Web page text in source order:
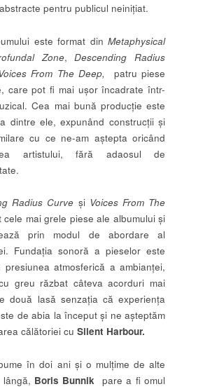
pentru publicul neinițiat.
este format din Metaphysical
Zone,Descending Radius
Voices From The Deep,
patru piese
care pot fi mai ușor încadrate într-
Cea mai bună producție este
dintre ele, expunând construcții și
cu ce ne-am aștepta oricând
artistului, fără adaosul de
Radius Curve și Voices From The
cele mai grele piese ale albumului și
prin modul de abordare al
Fundația sonoră a pieselor este
atmosferică a ambianței,
greu răzbat câteva acorduri mai
două lasă senzația că experiența
de abia la început și ne așteptăm
călătoriei cu Silent Harbour.
în doi ani și o mulțime de alte
Boris Bunnik pare a fi omul